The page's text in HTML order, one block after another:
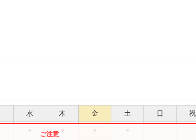
水 木 金 土 日 祝